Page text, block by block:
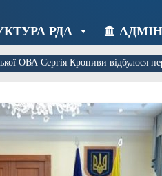
РДА
ОВА Сергія Кропиви відбулося